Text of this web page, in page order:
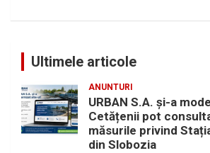
Ultimele articole
ANUNTURI
URBAN S.A. și-a
Cetățenii pot
măsurile privind
din Slobozia